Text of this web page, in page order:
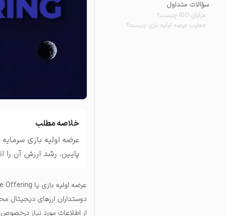
تاریخچه معاملات
سؤالات متداول
مزایای IGO چیست؟
معایب عرضه اولیه بازی چیست؟
خلاصه مطلب
عرضه اولیه بازی
پایین، رشد ارزش آن را
عرضه اولیه بازی یا Initial Game Offering مفهومی در دنیای
دوستداران ارزهای دیجیتال